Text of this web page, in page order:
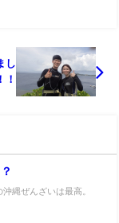
し
！
縄ぜんざいは最高。